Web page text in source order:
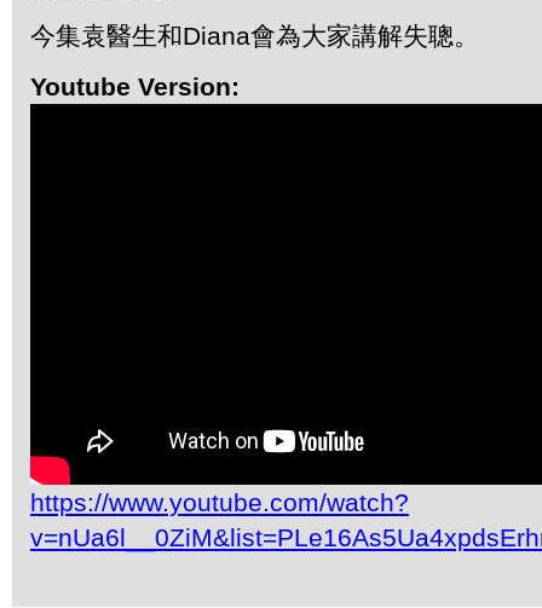
今集袁醫生和Diana會為大家講解失聰。
Youtube Version:
https://www.youtube.com/watch?